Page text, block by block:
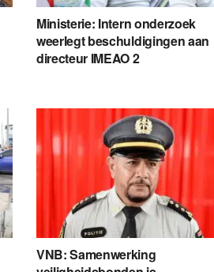
Ministerie: Intern onderzoek
weerlegt beschuldigingen aan
directeur IMEAO 2
VNB: Samenwerking